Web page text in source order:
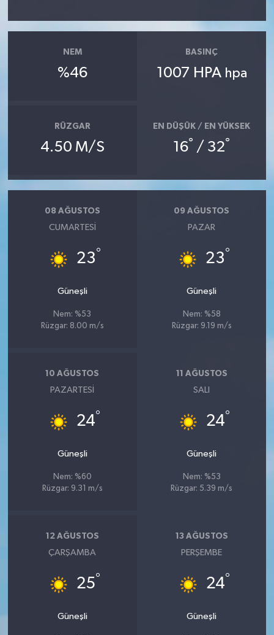
NEM
%46
BASINÇ
1007 HPA hpa
RÜZGAR
4.50 M/S
EN DÜŞÜK / EN YÜKSEK
16° / 32°
08 AĞUSTOS
CUMARTESI
23°
Güneşli
Nem: %53
Rüzgar: 8.00 m/s
09 AĞUSTOS
PAZAR
23°
Güneşli
Nem: %58
Rüzgar: 9.19 m/s
10 AĞUSTOS
PAZARTESI
24°
Güneşli
Nem: %60
Rüzgar: 9.31 m/s
11 AĞUSTOS
SALI
24°
Güneşli
Nem: %53
Rüzgar: 5.39 m/s
12 AĞUSTOS
ÇARŞAMBA
25°
Güneşli
13 AĞUSTOS
PERŞEMBE
24°
Güneşli